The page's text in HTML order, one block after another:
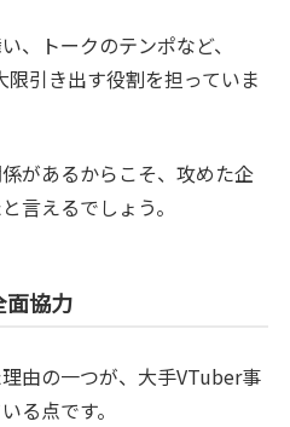
、トークのテンポなど、
引き出す役割を担っていま
があるからこそ、攻めた企
言えるでしょう。
面協力
由の一つが、大手VTuber事
る点です。